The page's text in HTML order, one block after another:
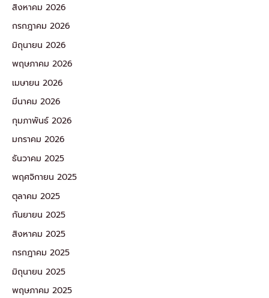
สิงหาคม 2026
กรกฎาคม 2026
มิถุนายน 2026
พฤษภาคม 2026
เมษายน 2026
มีนาคม 2026
กุมภาพันธ์ 2026
มกราคม 2026
ธันวาคม 2025
พฤศจิกายน 2025
ตุลาคม 2025
กันยายน 2025
สิงหาคม 2025
กรกฎาคม 2025
มิถุนายน 2025
พฤษภาคม 2025